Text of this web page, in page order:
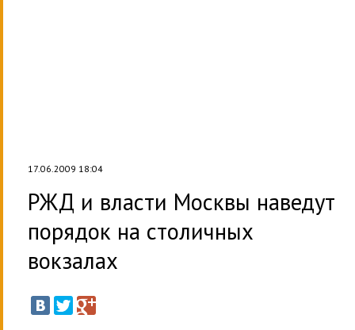
17.06.2009 18:04
РЖД и власти Москвы наведут
порядок на столичных
вокзалах